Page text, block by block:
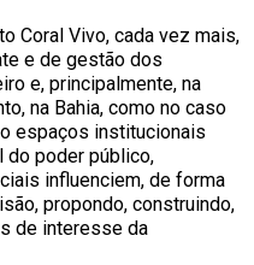
Coral Vivo, cada vez mais,
e de gestão dos
e, principalmente, na
na Bahia, como no caso
espaços institucionais
do poder público,
influenciem, de forma
propondo, construindo,
de interesse da